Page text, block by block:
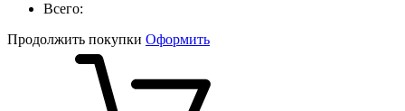
Всего:
Продолжить покупки Оформить